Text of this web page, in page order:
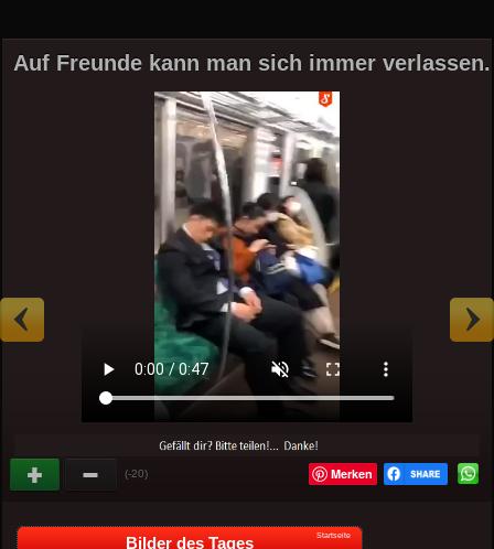
Auf Freunde kann man sich immer verlassen.
(-20) Merken
Bilder des Tages Startseite